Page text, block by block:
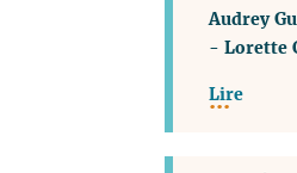
Audrey
- Lorette
Lire